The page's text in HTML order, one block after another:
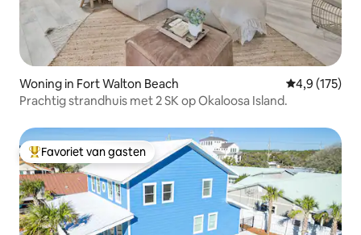
Woning in Fort Walton Beach Gemiddelde
4,9 (175)
Prachtig strandhuis met 2 SK op Okaloosa Island.
Topfavoriet van gasten
Favoriet van gasten